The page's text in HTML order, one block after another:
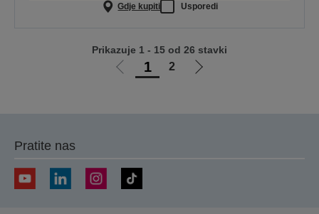
Gdje kupiti Usporedi
Idi
1 2
Idi
Prikazuje 1 - 15 od 26 stavki
Pratite nas